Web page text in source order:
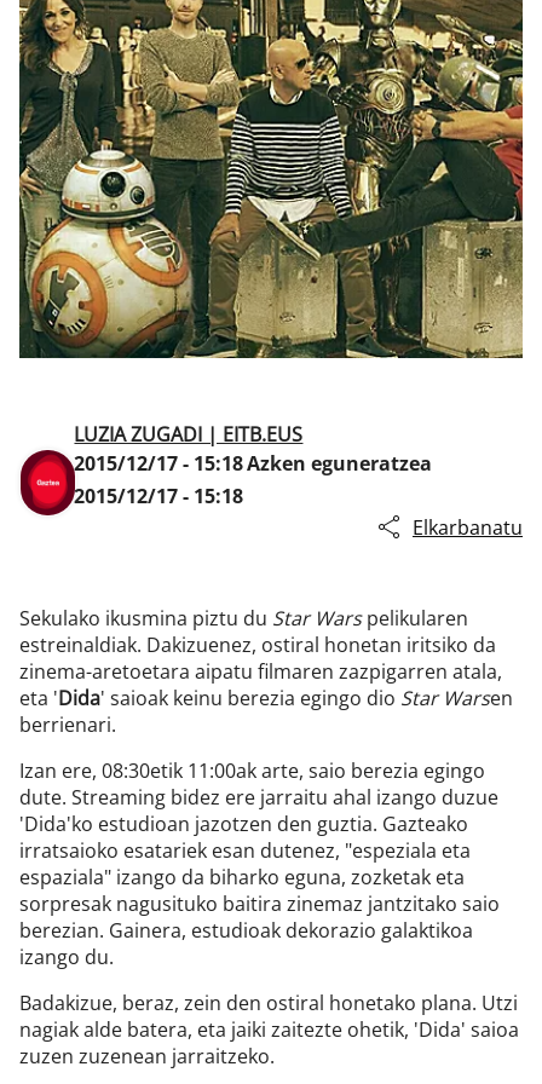
Klisk
LUZIA ZUGADI | EITB.EUS
2015/12/17 - 15:18Azken eguneratzea
2015/12/17 - 15:18
Elkarbanatu
Sekulako ikusmina piztu du Star Warspelikularen
estreinaldiak. Dakizuenez, ostiral honetan iritsiko da
zinema-aretoetara aipatu filmaren zazpigarren atala,
eta 'Dida' saioak keinu berezia egingo dio Star Warsen
berrienari.
Izan ere, 08:30etik 11:00ak arte, saio berezia egingo
dute. Streaming bidez ere jarraitu ahal izango duzue
'Dida'ko estudioan jazotzen den guztia. Gazteako
irratsaioko esatariek esan dutenez, "espeziala eta
espaziala" izango da biharko eguna, zozketak eta
sorpresak nagusituko baitira zinemaz jantzitako saio
berezian. Gainera, estudioak dekorazio galaktikoa
izango du.
Badakizue, beraz, zein den ostiral honetako plana. Utzi
nagiak alde batera, eta jaiki zaitezte ohetik, 'Dida' saioa
zuzen zuzenean jarraitzeko.